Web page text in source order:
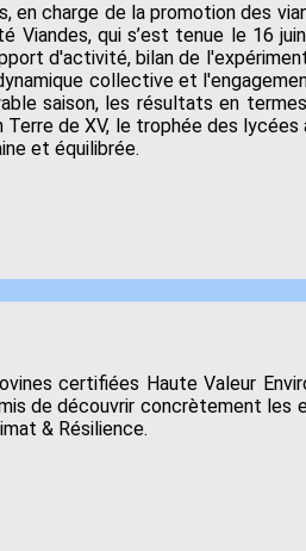
en charge de la promotion des
Viandes, qui s’est tenue le 16
d'activité, bilan de
collective et
saison, les résultats en
de XV, le trophée des
et équilibrée.
certifiées Haute Valeur
de découvrir concrètement
& Résilience.